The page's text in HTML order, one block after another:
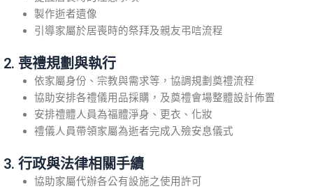
製作逝者遺像
引導家屬於居喪時的祭拜及親友弔唁流程
2. 喪禮規劃與執行
依家屬身份、宗教與需求等，協調規劃奠禮流程
協助安排各禮儀用品採購，及奠禮會場整體設計佈置
安排禮體人員為福體淨身、更衣、化妝
禮儀人員帶領家屬為逝者完成入殮安息儀式
3. 行政與法律相關手續
協助家屬代辦各公有設施之使用許可